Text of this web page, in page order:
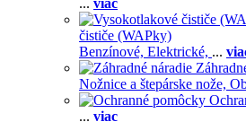
... viac
čističe (WAPky)
Benzínové, Elektrické, ...
Nožnice a štepárske nože,
... viac